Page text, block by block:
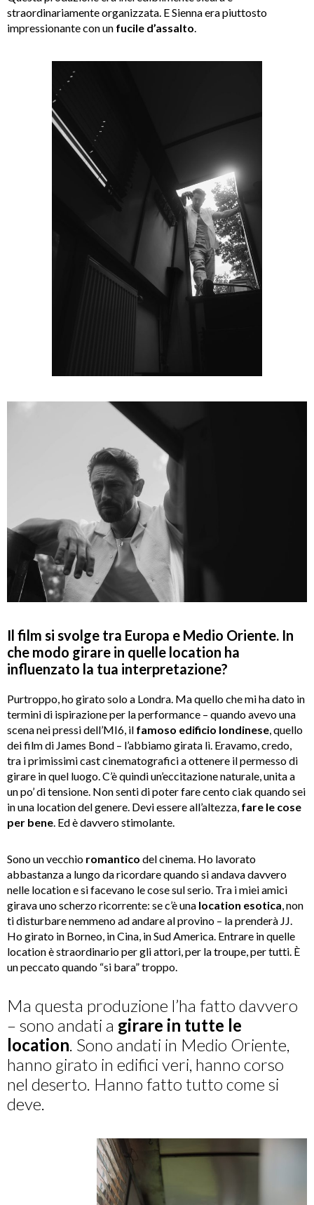
straordinariamente organizzata. E Sienna era piuttosto
impressionante con un fucile d’assalto.
Il film si svolge tra Europa e Medio Oriente. In
che modo girare in quelle location ha
influenzato la tua interpretazione?
Purtroppo, ho girato solo a Londra. Ma quello che mi ha dato in
termini di ispirazione per la performance – quando avevo una
scena nei pressi dell’MI6, il famoso edificio londinese, quello
dei film di James Bond – l’abbiamo girata lì. Eravamo, credo,
tra i primissimi cast cinematografici a ottenere il permesso di
girare in quel luogo. C’è quindi un’eccitazione naturale, unita a
un po’ di tensione. Non senti di poter fare cento ciak quando sei
in una location del genere. Devi essere all’altezza, fare le cose
per bene. Ed è davvero stimolante.
Sono un vecchio romantico del cinema. Ho lavorato
abbastanza a lungo da ricordare quando si andava davvero
nelle location e si facevano le cose sul serio. Tra i miei amici
girava uno scherzo ricorrente: se c’è una location esotica, non
ti disturbare nemmeno ad andare al provino – la prenderà JJ.
Ho girato in Borneo, in Cina, in Sud America. Entrare in quelle
location è straordinario per gli attori, per la troupe, per tutti. È
un peccato quando “si bara” troppo.
Ma questa produzione l’ha fatto davvero
– sono andati a girare in tutte le
location. Sono andati in Medio Oriente,
hanno girato in edifici veri, hanno corso
nel deserto. Hanno fatto tutto come si
deve.